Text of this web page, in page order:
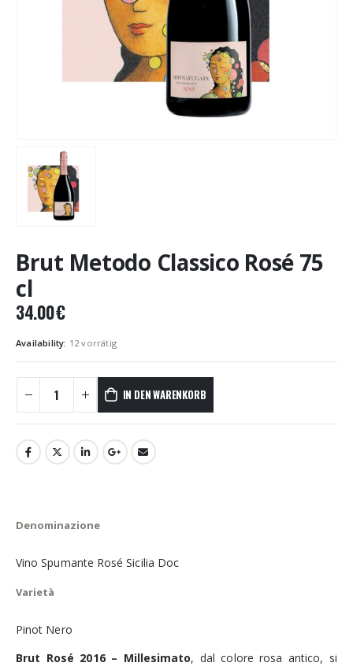
Brut Metodo Classico Rosé 75
cl
34.00€
Availability: 12 vorrätig
IN DEN WARENKORB
Denominazione
Vino Spumante Rosé Sicilia Doc
Varietà
Pinot Nero
Brut Rosé 2016 – Millesimato, dal colore rosa antico, si